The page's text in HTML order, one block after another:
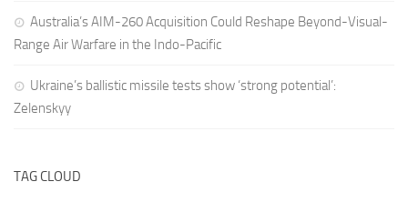
Australia’s AIM-260 Acquisition Could Reshape Beyond-Visual-
Range Air Warfare in the Indo-Pacific
Ukraine’s ballistic missile tests show ‘strong potential’:
Zelenskyy
TAG CLOUD